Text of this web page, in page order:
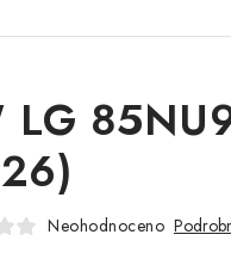
LG
Neohodnoceno